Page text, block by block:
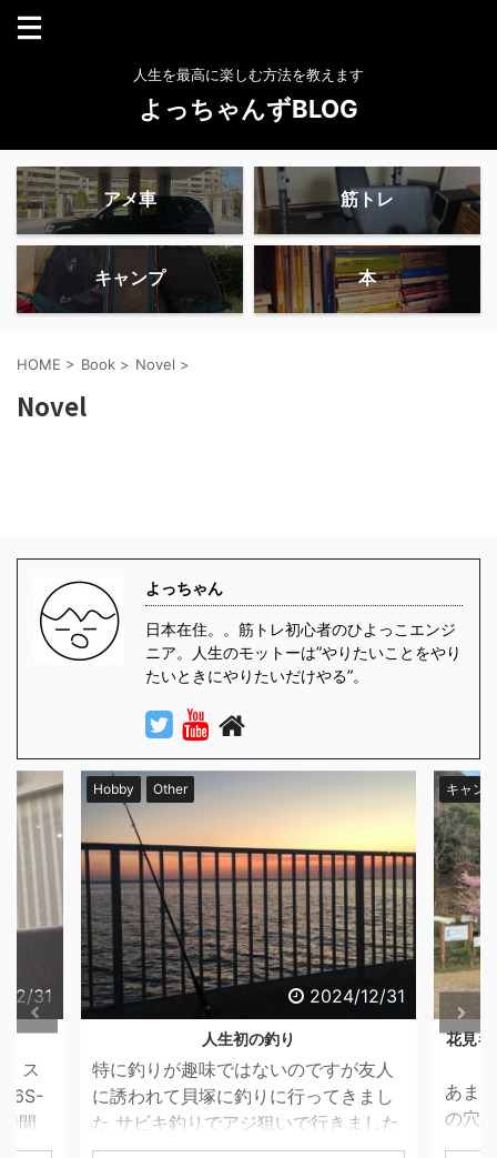
人生を最高に楽しむ方法を教えます
よっちゃんずBLOG
アメ車 筋トレ
キャンプ 本
HOME > Book > Novel >
Novel
よっちゃん
日本在住。。筋トレ初心者のひよっこエンジ
ニア。人生のモットーは”やりたいことをやり
たいときにやりたいだけやる”。
2024/12/31
人生初の釣り
味ではないのですが友人
塚に釣りに行ってきまし
でアジ狙いで行きました
いですが片付け等めんど
我が家のギ
花見キャンプの穴場～くつわ池
あまり教えたくない関西花
の穴場を紹介します。 こん
離をしっかり保ちながら満